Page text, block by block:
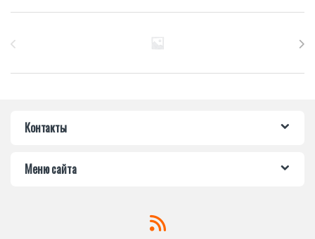
Контакты
Меню сайта